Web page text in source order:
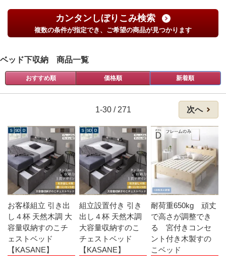
カンタンしぼりこみ検索
複数の条件が指定でき、ご希望の商品が見つかります
ベッド下収納 商品一覧
おすすめ順 価格順 新着順
1-30 / 271 次へ
お客様組立 引き出
し４杯 天然木調 大
容量収納すのこチ
ェストベッド
組立設置付き 引き
出し４杯 天然木調
大容量収納すのこ
チェストベッド
耐荷重650kg 頑丈
で高さが調整でき
る 宮付きコンセ
ント付き木製すの